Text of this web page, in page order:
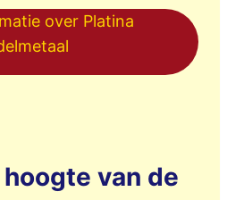
over Platina
van de